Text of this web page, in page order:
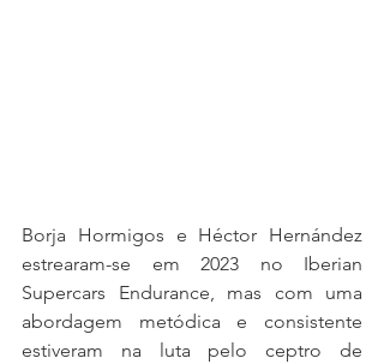
Borja Hormigos e Héctor Hernández
estrearam-se em 2023 no Iberian
Supercars Endurance, mas com uma
abordagem metódica e consistente
estiveram na luta pelo ceptro de